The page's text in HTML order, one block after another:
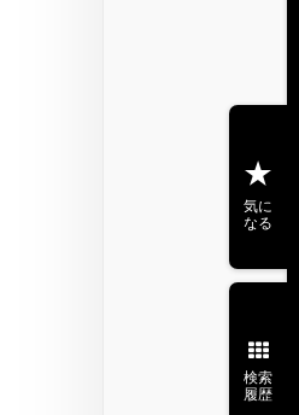
気に
なる
検索
履歴